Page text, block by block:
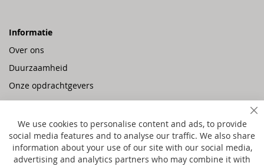
Informatie
Over ons
Duurzaamheid
Onze opdrachtgevers
Vacatures
Privacy policy
Ons aanbod
We use cookies to personalise content and ads, to provide
social media features and to analyse our traffic. We also share
information about your use of our site with our social media,
advertising and analytics partners who may combine it with